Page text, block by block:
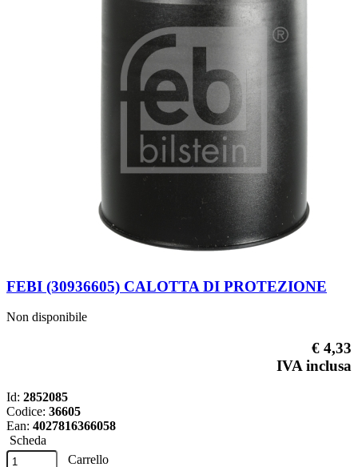
FEBI (30936605) CALOTTA DI PROTEZIONE
Non disponibile
€ 4,33
IVA inclusa
Id: 2852085
Codice: 36605
Ean: 4027816366058
Scheda
Carrello